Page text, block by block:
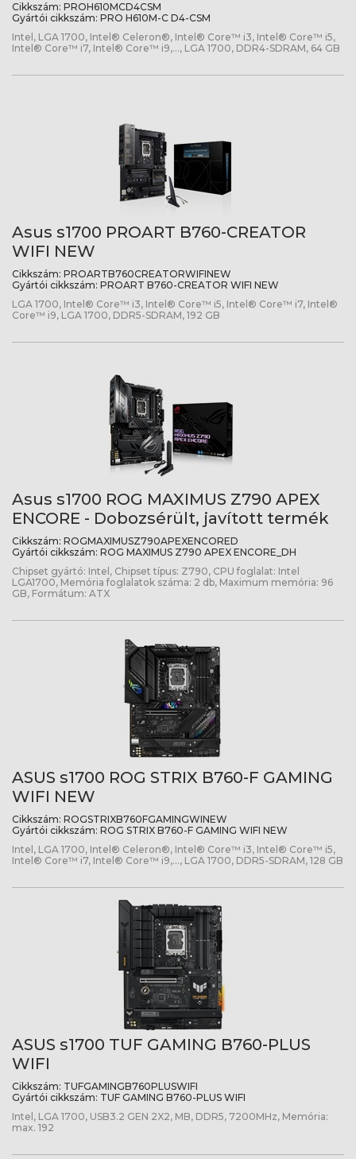
Cikkszám: PROH610MCD4CSM
Gyártói cikkszám: PRO H610M-C D4-CSM
Intel, LGA 1700, Intel® Celeron®, Intel® Core™ i3, Intel® Core™ i5,
Intel® Core™ i7, Intel® Core™ i9,..., LGA 1700, DDR4-SDRAM, 64 GB
Asus s1700 PROART B760-CREATOR
WIFI NEW
Cikkszám: PROARTB760CREATORWIFINEW
Gyártói cikkszám: PROART B760-CREATOR WIFI NEW
LGA 1700, Intel® Core™ i3, Intel® Core™ i5, Intel® Core™ i7, Intel®
Core™ i9, LGA 1700, DDR5-SDRAM, 192 GB
Asus s1700 ROG MAXIMUS Z790 APEX
ENCORE - Dobozsérült, javított termék
Cikkszám: ROGMAXIMUSZ790APEXENCORED
Gyártói cikkszám: ROG MAXIMUS Z790 APEX ENCORE_DH
Chipset gyártó: Intel, Chipset típus: Z790, CPU foglalat: Intel
LGA1700, Memória foglalatok száma: 2 db, Maximum memória: 96
GB, Formátum: ATX
ASUS s1700 ROG STRIX B760-F GAMING
WIFI NEW
Cikkszám: ROGSTRIXB760FGAMINGWINEW
Gyártói cikkszám: ROG STRIX B760-F GAMING WIFI NEW
Intel, LGA 1700, Intel® Celeron®, Intel® Core™ i3, Intel® Core™ i5,
Intel® Core™ i7, Intel® Core™ i9,..., LGA 1700, DDR5-SDRAM, 128 GB
ASUS s1700 TUF GAMING B760-PLUS
WIFI
Cikkszám: TUFGAMINGB760PLUSWIFI
Gyártói cikkszám: TUF GAMING B760-PLUS WIFI
Intel, LGA 1700, USB3.2 GEN 2X2, MB, DDR5, 7200MHz, Memória:
max. 192